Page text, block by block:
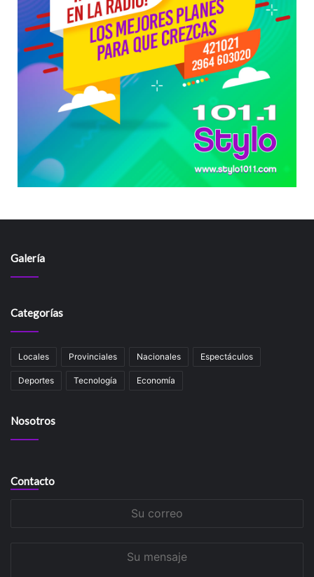
Galería
Categorías
Locales Provinciales Nacionales Espectáculos
Deportes Tecnología Economía
Nosotros
Contacto